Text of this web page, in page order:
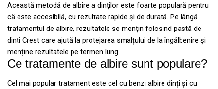
Această metodă de albire a dinților este foarte populară pentru
că este accesibilă, cu rezultate rapide și de durată. Pe lângă
tratamentul de albire, rezultatele se mențin folosind pastă de
dinți Crest care ajută la protejarea smalțului de la îngălbenire și
menține rezultatele pe termen lung.
Ce tratamente de albire sunt populare?
Cel mai popular tratament este cel cu benzi albire dinți și cu